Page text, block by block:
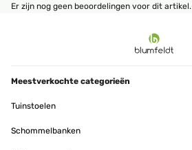
Er zijn nog geen beoordelingen voor dit artikel.
Meestverkochte categorieën
Tuinstoelen
Schommelbanken